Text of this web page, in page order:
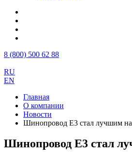
8 (800) 500 62 88
RU
EN
Главная
О компании
Новости
Шинопровод Е3 стал лучшим на
Шинопровод Е3 стал